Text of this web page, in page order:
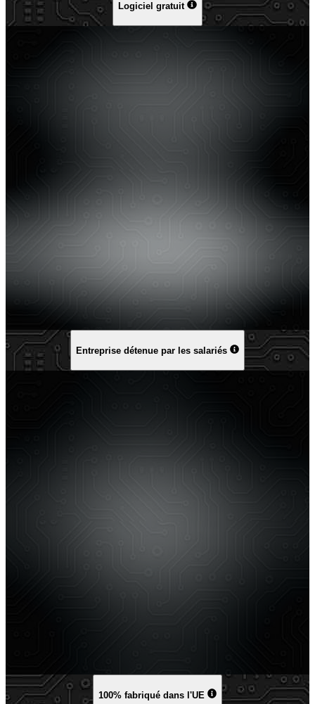
Logiciel gratuit
Entreprise détenue par les salariés
100% fabriqué dans l'UE